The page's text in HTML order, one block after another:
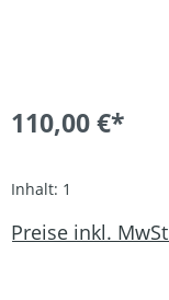
110,00 €*
Inhalt: 1
Preise inkl.